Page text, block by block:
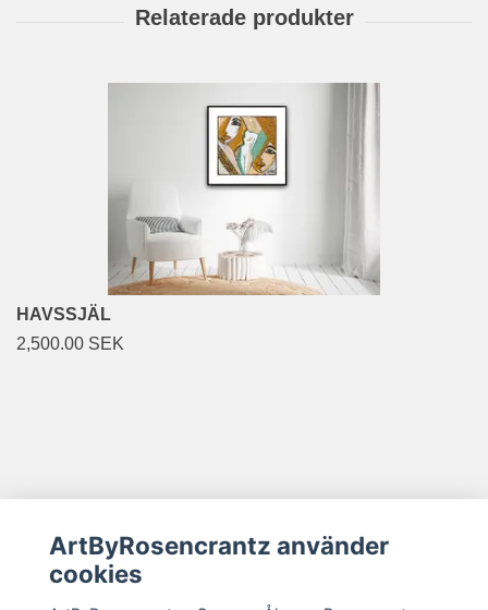
HAVSSJÄL
2,500.00 SEK
Sociala medier
ArtByRosencrantz använder
cookies